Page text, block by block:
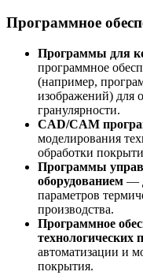
Программное
Программы для
программное
(например,
изображений) для
гранулярности.
CAD/CAM
моделирования
обработки
Программы
оборудованием —
параметров
производства.
Программное
технологических
автоматизации и
покрытия.